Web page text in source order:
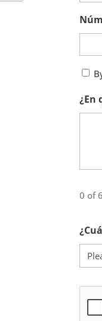
By
this
to
SMS
¿En
0 of